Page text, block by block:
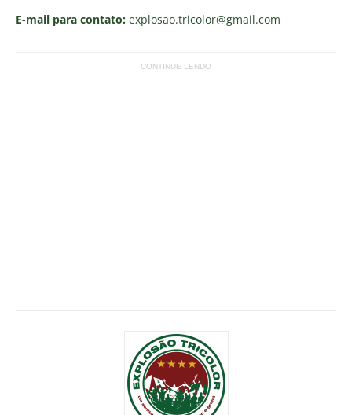
E-mail para contato: explosao.tricolor@gmail.com
CONTINUE LENDO